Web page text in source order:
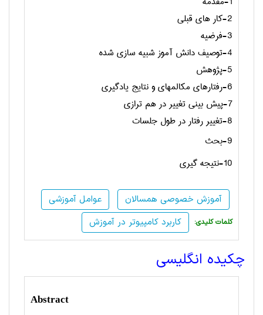
2-کار های قبلی
3-فرضیه
4-توصیف دانش آموز شبیه سازی شده
5-پژوهش
6-رفتارهای مکالمه­ای و نتایج یادگیری
7-پیش بینی تغییر در هم ترازی
8-تغییر رفتار در طول جلسات
9-بحث
10-نتیجه گیری
عوامل آموزشی
آموزش خصوصی همسالان
کاربرد کامپیوتر در آموزش
:کلمات کلیدی
چکیده انگلیسی
Abstract